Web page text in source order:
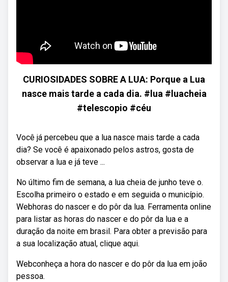
CURIOSIDADES SOBRE A LUA: Porque a Lua
nasce mais tarde a cada dia. #lua #luacheia
#telescopio #céu
Você já percebeu que a lua nasce mais tarde a cada
dia? Se você é apaixonado pelos astros, gosta de
observar a lua e já teve ...
No último fim de semana, a lua cheia de junho teve o.
Escolha primeiro o estado e em seguida o município.
Webhoras do nascer e do pôr da lua. Ferramenta online
para listar as horas do nascer e do pôr da lua e a
duração da noite em brasil. Para obter a previsão para
a sua localização atual, clique aqui.
Webconheça a hora do nascer e do pôr da lua em joão
pessoa.